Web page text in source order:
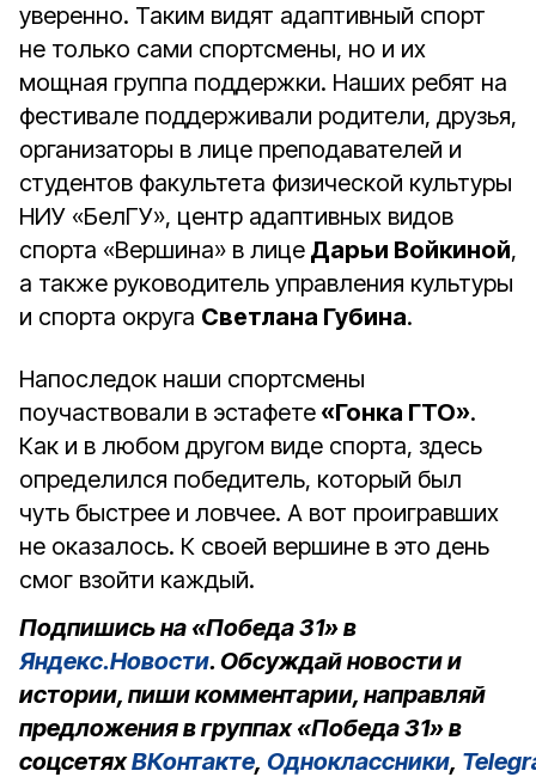
уверенно. Таким видят адаптивный спорт
не только сами спортсмены, но и их
мощная группа поддержки. Наших ребят на
фестивале поддерживали родители, друзья,
организаторы в лице преподавателей и
студентов факультета физической культуры
НИУ «БелГУ», центр адаптивных видов
спорта «Вершина» в лице Дарьи Войкиной,
а также руководитель управления культуры
и спорта округа Светлана Губина.
Напоследок наши спортсмены
поучаствовали в эстафете «Гонка ГТО».
Как и в любом другом виде спорта, здесь
определился победитель, который был
чуть быстрее и ловчее. А вот проигравших
не оказалось. К своей вершине в это день
смог взойти каждый.
Подпишись на «Победа 31» в
Яндекс.Новости. Обсуждай новости и
истории, пиши комментарии, направляй
предложения в группах «Победа 31» в
соцсетяхВКонтакте, Одноклассники,